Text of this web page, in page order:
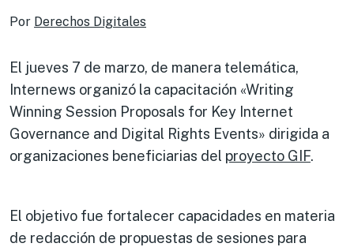
Por Derechos Digitales
El jueves 7 de marzo, de manera telemática,
Internews organizó la capacitación «Writing
Winning Session Proposals for Key Internet
Governance and Digital Rights Events» dirigida a
organizaciones beneficiarias del proyecto GIF.
El objetivo fue fortalecer capacidades en materia
de redacción de propuestas de sesiones para